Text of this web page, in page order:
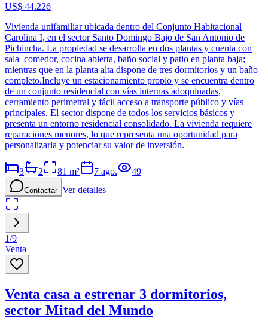
US$ 44.226
Vivienda unifamiliar ubicada dentro del Conjunto Habitacional
Carolina I, en el sector Santo Domingo Bajo de San Antonio de
Pichincha. La propiedad se desarrolla en dos plantas y cuenta con
sala–comedor, cocina abierta, baño social y patio en planta baja;
mientras que en la planta alta dispone de tres dormitorios y un baño
completo.Incluye un estacionamiento propio y se encuentra dentro
de un conjunto residencial con vías internas adoquinadas,
cerramiento perimetral y fácil acceso a transporte público y vías
principales. El sector dispone de todos los servicios básicos y
presenta un entorno residencial consolidado. La vivienda requiere
reparaciones menores, lo que representa una oportunidad para
personalizarla y potenciar su valor de inversión.
3 2 81 m² 7 ago. 49
Contactar Ver detalles
1/9
Venta
Venta casa a estrenar 3 dormitorios,
sector Mitad del Mundo